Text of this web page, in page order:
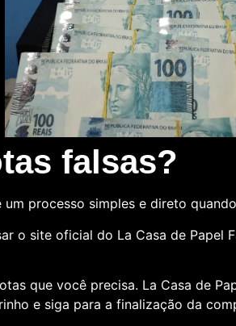
falsas?
um processo simples e direto
o site oficial do La Casa de Papel
que você precisa. La Casa de
e siga para a finalização da